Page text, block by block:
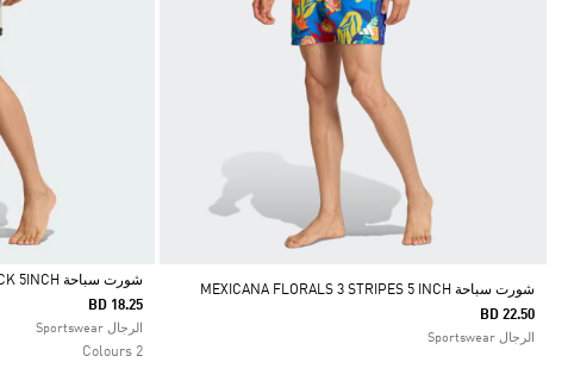
شورت سباحة MEXICANA FLORALS 3 STRIPES 5 INCH
BD 22.50
الرجال Sportswear
Selected
شورت سباحة COLORBLOCK 5INCH
BD 18.25
الرجال Sportswear
2 Colours